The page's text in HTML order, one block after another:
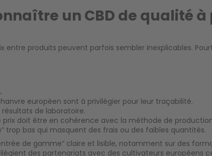
un CBD de qualité à
entre produits peuvent parfois sembler inexplicables.
européen sont à privilégier pour leur traçabilité.
de laboratoire.
prix doit être en cohérence avec la méthode de
trop bas qui masquent des frais ou des faibles quantités.
de gamme” claire et lisible, notamment sur des
des partenariats avec des cultivateurs européens